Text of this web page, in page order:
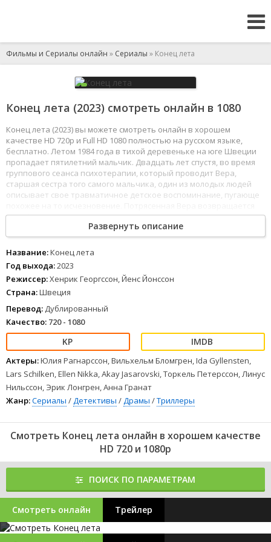
Фильмы и Сериалы онлайн » Сериалы » Конец лета
Конец лета (2023) смотреть онлайн в 1080
Конец лета (2023) вы можете смотреть онлайн в хорошем
качестве HD 720p и Full HD 1080 полностью на русском языке,
бесплатно. Летом 1984 года в тихой деревеньке на юге Швеции
пропадает пятилетний мальчик. Двадцать лет спустя, во время
группового сеанса психотерапии, который проводит Вера,
старшая сестра того самого мальчика, один из молодых людей
описывает свое травматичное детское воспоминание, пугающе
домой, чтобы выяснить, что на самом деле произошло в ее семье
12345 678
Развернуть описание
Название:Конец лета
Год выхода:2023
Режиссер:Хенрик Георгссон, Йенс Йонссон
Страна:Швеция
Перевод: Дублированный
Качество: 720 - 1080
Актеры:Юлия Рагнарссон, Вильхельм Бломгрен, Ida Gyllensten,
Lars Schilken, Ellen Nikka, Akay Jasarovski, Торкель Петерссон, Линус
Нильссон, Эрик Лонгрен, Анна Гранат
Жанр:Сериалы /Детективы /Драмы /Триллеры
Смотреть Конец лета онлайн в хорошем качестве
HD 720 и 1080p
ПОИСК ПО ПАРАМЕТРАМ
Смотреть онлайн Трейлер